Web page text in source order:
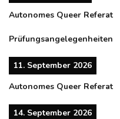
Autonomes Queer Referat
Prüfungsangelegenheiten
11. September 2026
Autonomes Queer Referat
14. September 2026